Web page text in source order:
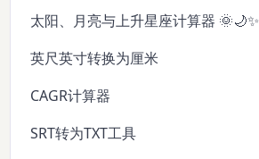
太阳、月亮与上升星座计算器 🌞🌙✨
英尺英寸转换为厘米
CAGR计算器
SRT转为TXT工具